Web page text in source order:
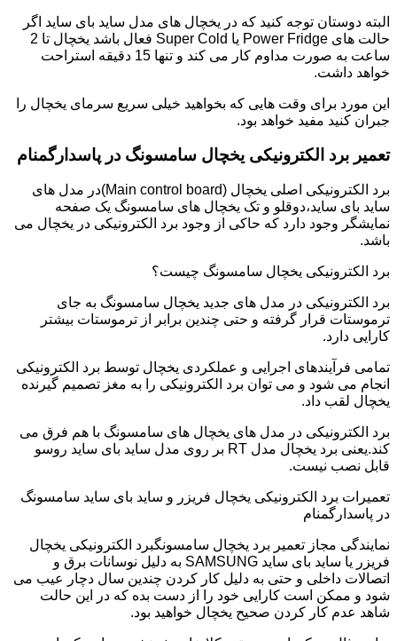
البته دوستان توجه کنید که در یخچال های مدل ساید بای ساید اگر
حالت های Power Fridge یا Super Cold فعال باشد یخچال تا 2
ساعت به صورت مداوم کار می کند و تنها 15 دقیقه استراحت
خواهد داشت.
این مورد برای وقت هایی که بخواهید خیلی سریع سرمای یخچال را
جبران کنید مفید خواهد بود.
تعمیر برد الکترونیکی یخچال سامسونگ در پاسدارگمنام
برد الکترونیکی اصلی یخچال (Main control board)در مدل های
ساید بای ساید،دوقلو و تک یخچال های سامسونگ یک صفحه
نمایشگر وجود دارد که حاکی از وجود برد الکترونیکی در یخچال می
باشد.
برد الکترونیکی یخچال سامسونگ چیست؟
برد الکترونیکی در مدل های جدید یخچال سامسونگ به جای
ترموستات قرار گرفته و حتی چندین برابر از ترموستات بیشتر
کارایی دارد.
تمامی فرآیندهای اجرایی و عملکردی یخچال توسط برد الکترونیکی
انجام می شود و می توان برد الکترونیکی را به مغز تصمیم گیرنده
یخچال لقب داد.
برد الکترونیکی در مدل های یخچال های سامسونگ با هم فرق می
کند.یعنی برد یخچال مدل RT بر روی مدل ساید بای ساید روسو
قابل نصب نیست.
تعمیرات برد الکترونیکی یخچال فریزر و ساید بای ساید سامسونگ
در پاسدارگمنام
نمایندگی مجاز تعمیر برد یخچال سامسونگبرد الکترونیکی یخچال
فریزر یا ساید بای ساید SAMSUNG به دلیل نوسانات برق و
اتصالات داخلی و حتی به دلیل کار کردن چندین سال دچار عیب می
شود و ممکن است کارایی خود را از دست بده که در این حالت
شاهد عدم کار کردن صحیح یخچال خواهید بود.